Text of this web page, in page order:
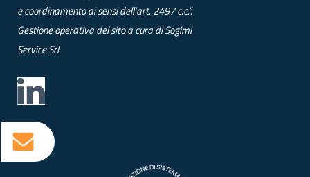
e coordinamento ai sensi dell’art. 2497 c.c.”.
Gestione operativa del sito a cura di Sogimi
Service Srl
Credits